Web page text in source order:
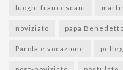
luoghi francescani
noviziato papa Benedetto
Parola e vocazione